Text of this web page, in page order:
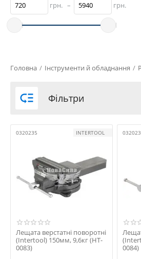
грн. – грн.
Головна / Інструменти й обладнання /
 Фільтри
0320235 INTERTOOL
Лещата верстатні поворотні
(Intertool) 150мм, 9,6кг (HT-
0083)
0084)